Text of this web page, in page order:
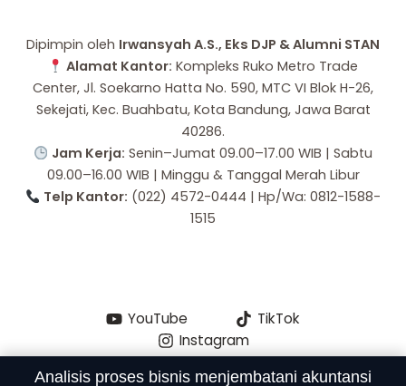
Analisis proses bisnis menjembatani akuntansi
Dipimpin oleh Irwansyah A.S., Eks DJP & Alumni STAN
Alamat Kantor: Kompleks Ruko Metro Trade
Center, Jl. Soekarno Hatta No. 590, MTC VI Blok H-26,
Sekejati, Kec. Buahbatu, Kota Bandung, Jawa Barat
40286.
Jam Kerja: Senin–Jumat 09.00–17.00 WIB | Sabtu
09.00–16.00 WIB | Minggu & Tanggal Merah Libur
Telp Kantor: (022) 4572-0444 | Hp/Wa: 0812-1588-
1515
YouTube
TikTok
Instagram